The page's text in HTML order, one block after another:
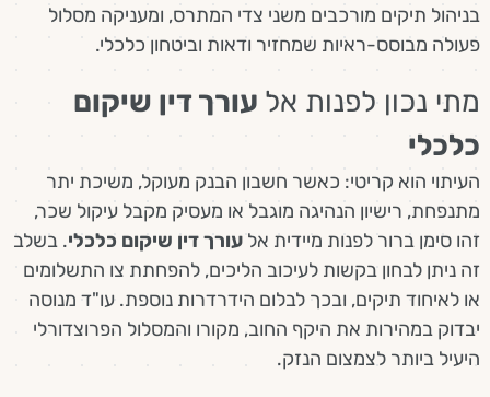
בניהול תיקים מורכבים משני צדי המתרס, ומעניקה מסלול
פעולה מבוסס-ראיות שמחזיר ודאות וביטחון כלכלי.
מתי נכון לפנות אל עורך דין שיקום
כלכלי
העיתוי הוא קריטי: כאשר חשבון הבנק מעוקל, משיכת יתר
מתנפחת, רישיון הנהיגה מוגבל או מעסיק מקבל עיקול שכר,
זהו סימן ברור לפנות מיידית אל עורך דין שיקום כלכלי. בשלב
זה ניתן לבחון בקשות לעיכוב הליכים, להפחתת צו התשלומים
או לאיחוד תיקים, ובכך לבלום הידרדרות נוספת. עו"ד מנוסה
יבדוק במהירות את היקף החוב, מקורו והמסלול הפרוצדורלי
היעיל ביותר לצמצום הנזק.